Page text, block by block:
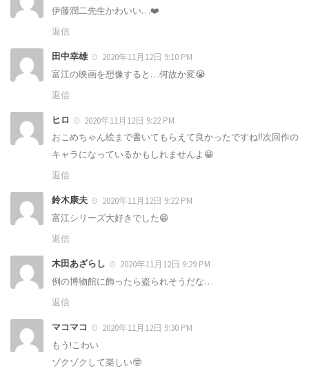
伊藤潤二先生かわいい…❤️
返信
田中幸雄
2020年11月12日 9:10 PM
富江の映画を想像すると…何故か変😭
返信
ヒロ
2020年11月12日 9:22 PM
おこめちゃん絵まで書いてもらえて良かったですね‼️次回作の
キャラになっているかもしれませんよ😁
返信
鈴木康夫
2020年11月12日 9:22 PM
富江シリーズ大好きでした😁
返信
木田あざらし
2020年11月12日 9:29 PM
例の博物館に飾ったら盗られそうだな…
返信
マコマコ
2020年11月12日 9:30 PM
もう!こわい
ゾクゾクして楽しい🤓